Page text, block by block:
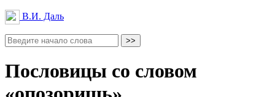
В.И. Даль
Пословицы со словом